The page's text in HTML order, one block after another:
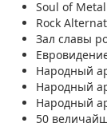
Soul of Metal
Rock
Зал славы
Народный
Народный
Народный
50